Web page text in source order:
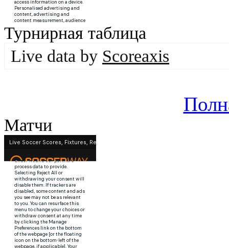
Турнирная таблица
Live data by Scoreaxis
Матчи